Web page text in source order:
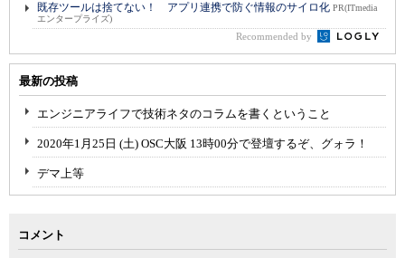
既存ツールは捨てない！ アプリ連携で防ぐ情報のサイロ化 PR(ITmedia
エンタープライズ)
Recommended by
最新の投稿
エンジニアライフで技術ネタのコラムを書くということ
2020年1月25日 (土) OSC大阪 13時00分で登壇するぞ、グォラ！
デマ上等
コメント